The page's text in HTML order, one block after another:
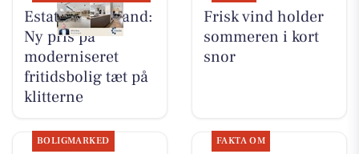
Estate Vestjylland:
Ny pris på
moderniseret
fritidsbolig tæt på
klitterne
Frisk vind holder
sommeren i kort
snor
BOLIGMARKED FAKTA OM